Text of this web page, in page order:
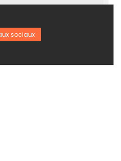
sociaux